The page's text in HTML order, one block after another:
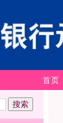
首页